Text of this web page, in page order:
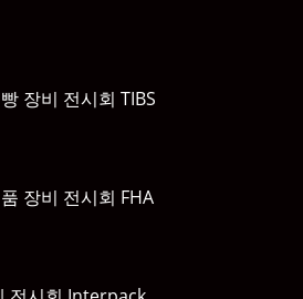
장비 전시회 TIBS
장비 전시회 FHA